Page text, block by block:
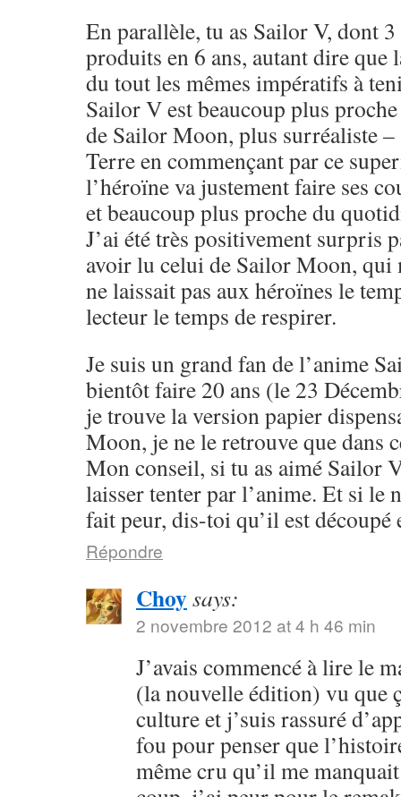
En parallèle, tu as Sailor V, dont
produits en 6 ans, autant dire que
du tout les mêmes impératifs à
Sailor V est beaucoup plus
de Sailor Moon, plus surréaliste
Terre en commençant par ce
l’héroïne va justement faire ses
et beaucoup plus proche du
J’ai été très positivement surpris
avoir lu celui de Sailor Moon, qui
ne laissait pas aux héroïnes le
lecteur le temps de respirer.
Je suis un grand fan de l’anime
bientôt faire 20 ans (le 23
je trouve la version papier
Moon, je ne le retrouve que dans
Mon conseil, si tu as aimé Sailor
laisser tenter par l’anime. Et si le
fait peur, dis-toi qu’il est découpé
Répondre
Choysays:
2 novembre 2012 at 4 h 46 min
J’avais commencé à lire le
(la nouvelle édition) vu que
culture et j’suis rassuré
fou pour penser que
même cru qu’il me